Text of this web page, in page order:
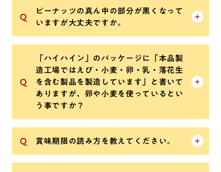
ピーナッツの真ん中の部分が黒くなって
いますが大丈夫ですか。
「ハイハイン」のパッケージに「本品製
造工場ではえび・小麦・卵・乳・落花生
を含む製品を製造しています」と書いて
ありますが、卵や小麦を使っているとい
う事ですか？
賞味期限の読み方を教えてください。